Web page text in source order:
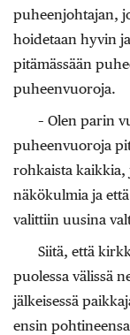
puheenjohtajan,
hoidetaan hyvin
pitämässään
puheenvuoroja.
– Olen parin
puheenvuoroja
rohkaista kaikkia,
näkökulmia ja
valittiin uusina
Siitä, että
puolessa välissä
jälkeisessä
ensin